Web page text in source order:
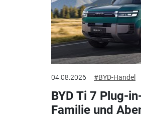
04.08.2026 #BYD-Handel
BYD Ti 7 Plug-
Familie und